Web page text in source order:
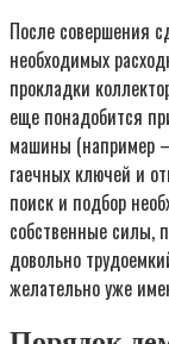
После совершения
необходимых
прокладки
еще понадобится
машины (например
гаечных ключей и
поиск и подбор
собственные силы,
довольно
желательно уже